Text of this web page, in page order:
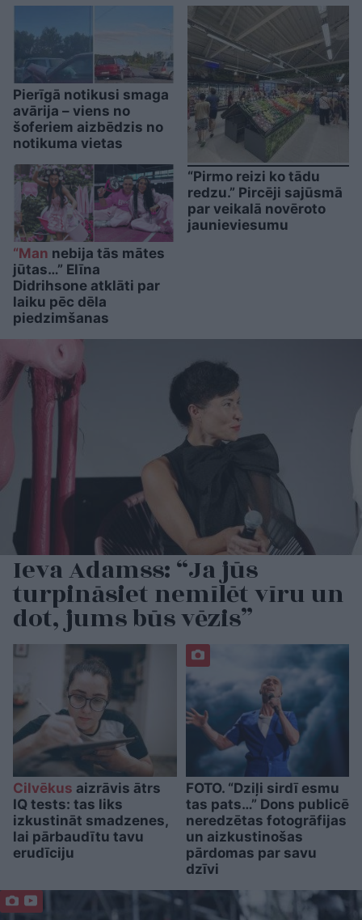
Pierīgā notikusi smaga
avārija – viens no
šoferiem aizbēdzis no
notikuma vietas
“Man nebija tās mātes
jūtas…” Elīna
Didrihsone atklāti par
laiku pēc dēla
piedzimšanas
“Pirmo reizi ko tādu
redzu.” Pircēji sajūsmā
par veikalā novēroto
jaunieviesumu
Ieva Adamss: “Ja jūs
turpināsiet nemīlēt vīru un
dot, jums būs vēzis”
Cilvēkus aizrāvis ātrs
IQ tests: tas liks
izkustināt smadzenes,
lai pārbaudītu tavu
erudīciju
FOTO. “Dziļi sirdī esmu
tas pats…” Dons publicē
neredzētas fotogrāfijas
un aizkustinošas
pārdomas par savu
dzīvi